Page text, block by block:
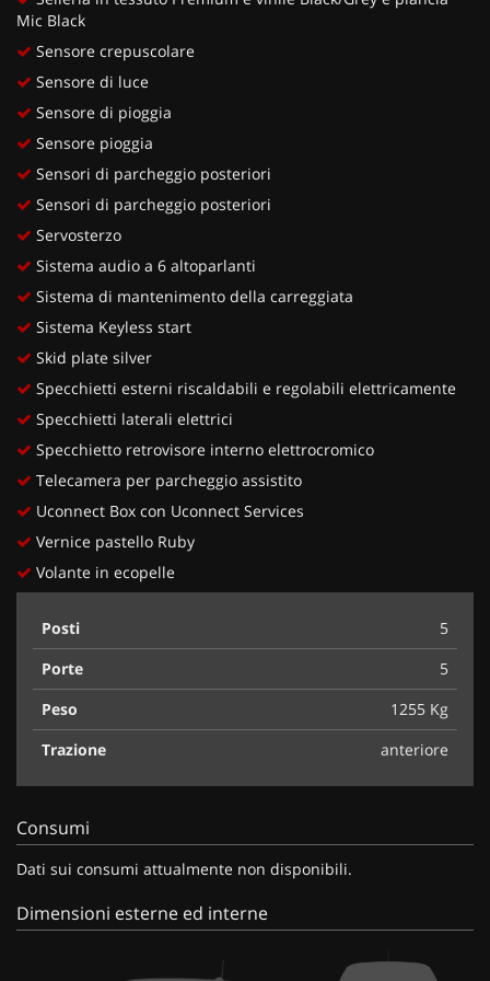
Mic Black
Sensore crepuscolare
Sensore di luce
Sensore di pioggia
Sensore pioggia
Sensori di parcheggio posteriori
Sensori di parcheggio posteriori
Servosterzo
Sistema audio a 6 altoparlanti
Sistema di mantenimento della carreggiata
Sistema Keyless start
Skid plate silver
Specchietti esterni riscaldabili e regolabili elettricamente
Specchietti laterali elettrici
Specchietto retrovisore interno elettrocromico
Telecamera per parcheggio assistito
Uconnect Box con Uconnect Services
Vernice pastello Ruby
Volante in ecopelle
Posti
5
Porte
5
Peso
1255 Kg
Trazione
anteriore
Consumi
Dati sui consumi attualmente non disponibili.
Dimensioni esterne ed interne